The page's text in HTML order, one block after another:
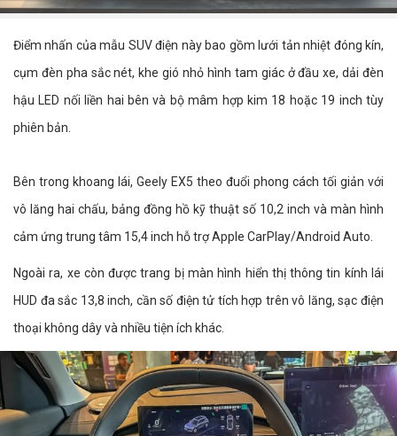
Điểm nhấn của mẫu SUV điện này bao gồm lưới tản nhiệt đóng kín,
cụm đèn pha sắc nét, khe gió nhỏ hình tam giác ở đầu xe, dải đèn
hậu LED nối liền hai bên và bộ mâm hợp kim 18 hoặc 19 inch tùy
phiên bản.
Bên trong khoang lái, Geely EX5 theo đuổi phong cách tối giản với
vô lăng hai chấu, bảng đồng hồ kỹ thuật số 10,2 inch và màn hình
cảm ứng trung tâm 15,4 inch hỗ trợ Apple CarPlay/Android Auto.
Ngoài ra, xe còn được trang bị màn hình hiển thị thông tin kính lái
HUD đa sắc 13,8 inch, cần số điện tử tích hợp trên vô lăng, sạc điện
thoại không dây và nhiều tiện ích khác.